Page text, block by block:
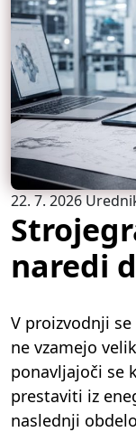
22. 7. 2026
naredi
V proizvodnji
ne vzamejo
ponavljajoči se
prestaviti iz
naslednji